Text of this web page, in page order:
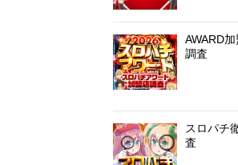
AWARD
調査
スロパチ
査